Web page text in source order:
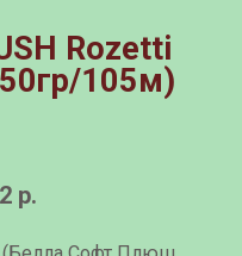
Rozetti
105м)
р.